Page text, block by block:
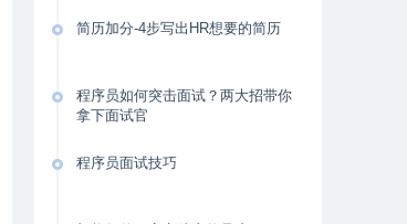
简历加分-4步写出HR想要的简历
程序员如何突击面试？两大招带你
拿下面试官
程序员面试技巧